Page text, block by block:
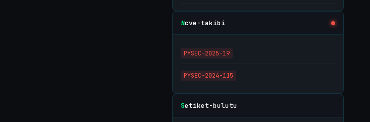
#cve-takibi
PYSEC-2025-19
PYSEC-2024-115
$etiket-bulutu